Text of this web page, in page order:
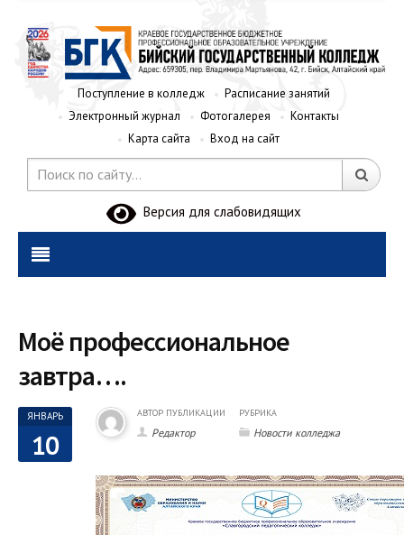
Поступление в колледж
Расписание занятий
Электронный журнал
Фотогалерея
Контакты
Карта сайта
Вход на сайт
Версия для слабовидящих
Моё профессиональное
завтра….
ЯНВАРЬ
10
АВТОР ПУБЛИКАЦИИ
Редактор
РУБРИКА
Новости колледжа